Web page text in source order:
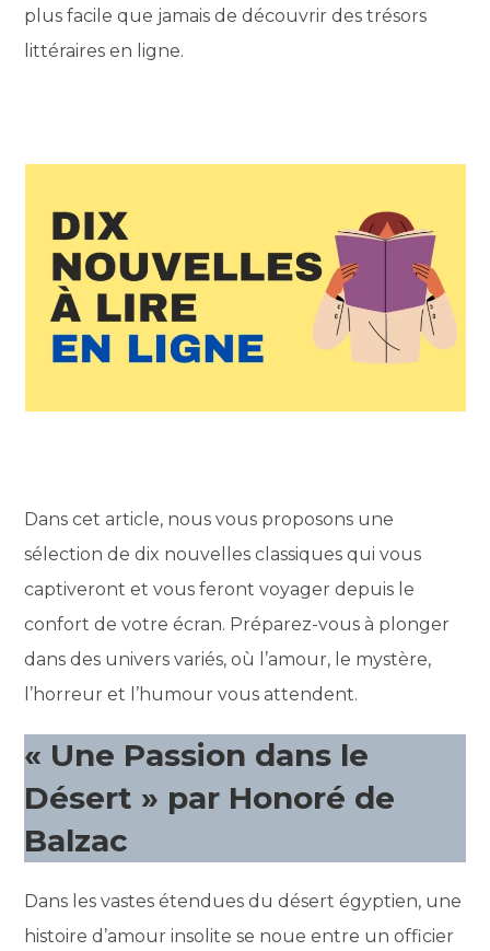
plus facile que jamais de découvrir des trésors
littéraires en ligne.
Dans cet article, nous vous proposons une
sélection de dix nouvelles classiques qui vous
captiveront et vous feront voyager depuis le
confort de votre écran. Préparez-vous à plonger
dans des univers variés, où l’amour, le mystère,
l’horreur et l’humour vous attendent.
« Une Passion dans le
Désert » par Honoré de
Balzac
Dans les vastes étendues du désert égyptien, une
histoire d’amour insolite se noue entre un officier